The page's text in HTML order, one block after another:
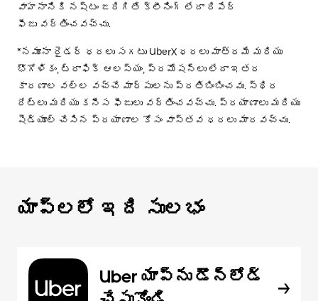
వాహనానికి నష్టం జరిగితే క్లీనింగ్ లేదా రిపేర్
ఫీజు వర్తించవచ్చు.
*నమూనా రైడర్ ధరలు సగటు UberX ధరలు మాత్రమే మరియు
భౌగోళికం, ట్రాఫిక్ ఆలస్యం, ప్రమోషన్లు లేదా ఇతర
కారణాల వల్ల వచ్చే మార్పులను ప్రతిబింబించవు. స్థిర
రేట్లు మరియు కనీస ఫీజులు వర్తించవచ్చు. ప్రయాణాలు మరియు
షెడ్యూల్ చేసిన ప్రయాణాల కోసం వాస్తవ ధరలు మారవచ్చు.
యాప్‌లలో ఇది సులభం
Uber యాప్‌ను డౌన్‌లోడ్